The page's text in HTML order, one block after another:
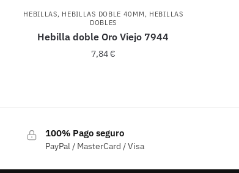
HEBILLAS, HEBILLAS DOBLE 40MM , HEBILLAS
DOBLES
Hebilla doble Oro Viejo 7944
7,84€
100% Pago seguro
PayPal / MasterCard / Visa